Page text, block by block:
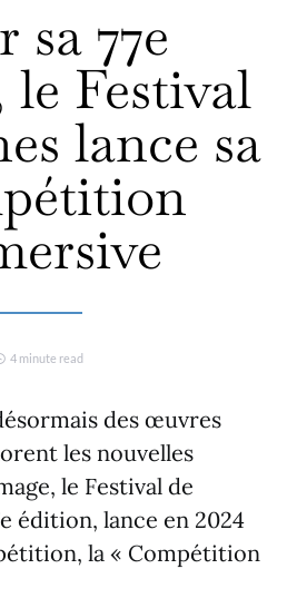
sa 77e
Festival
lance sa
4 minute read
des œuvres
les nouvelles
le Festival de
édition, lance en 2024
la « Compétition